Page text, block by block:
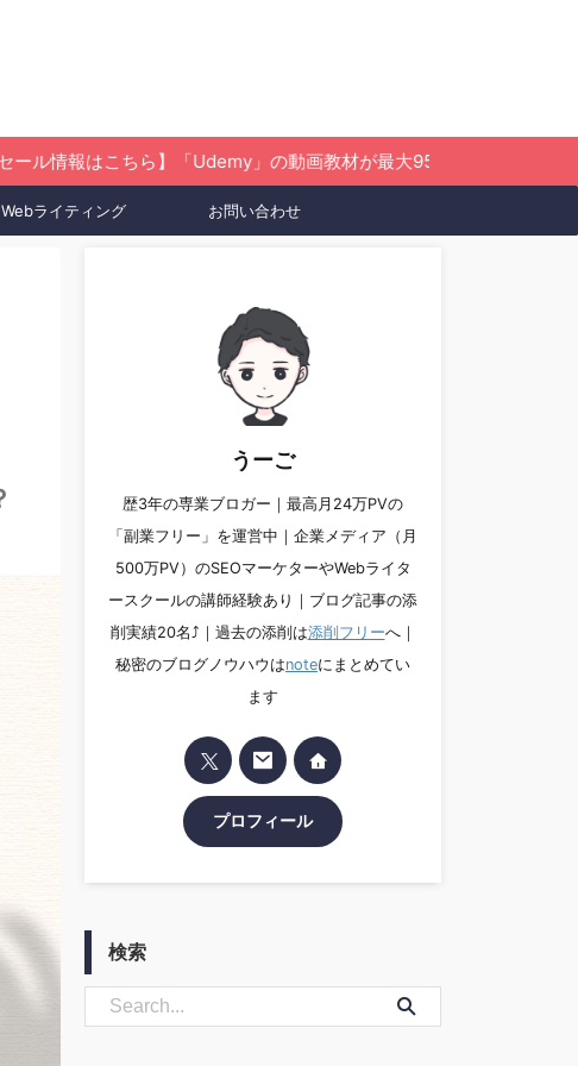
ら】「Udemy」の動画教材が最大95％OFF！
Webライティング お問い合わせ
うーご
歴3年の専業ブロガー｜最高月24万PVの
「副業フリー」を運営中｜企業メディア（月
500万PV）のSEOマーケターやWebライタ
ースクールの講師経験あり｜ブログ記事の添
削実績20名⤴︎｜過去の添削は添削フリーへ｜
秘密のブログノウハウはnoteにまとめてい
ます
プロフィール
検索